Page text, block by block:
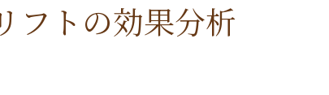
フトの効果分析